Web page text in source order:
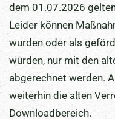
dem 01.07.2026
Leider können
wurden oder als
wurden, nur mit den
abgerechnet werden.
weiterhin die alten
Downloadbereich.